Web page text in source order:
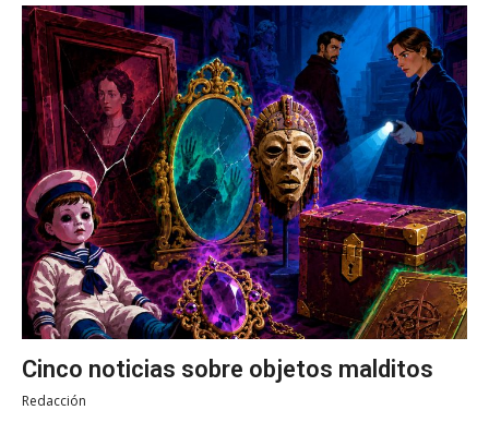
Cinco noticias sobre objetos malditos
Redacción